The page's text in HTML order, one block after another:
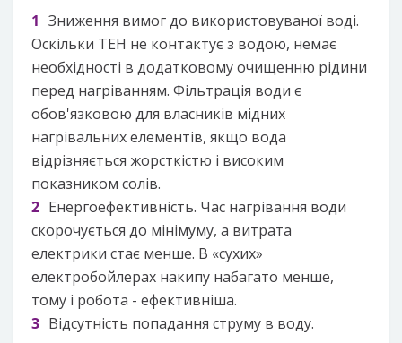
Зниження вимог до використовуваної воді.
Оскільки ТЕН не контактує з водою, немає
необхідності в додатковому очищенню рідини
перед нагріванням. Фільтрація води є
обов'язковою для власників мідних
нагрівальних елементів, якщо вода
відрізняється жорсткістю і високим
показником солів.
Енергоефективність. Час нагрівання води
скорочується до мінімуму, а витрата
електрики стає менше. В «сухих»
електробойлерах накипу набагато менше,
тому і робота - ефективніша.
Відсутність попадання струму в воду.